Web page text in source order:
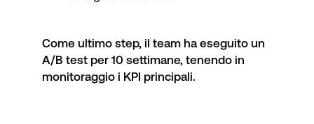
Come ultimo step, il team ha eseguito un
A/B test per 10 settimane, tenendo in
monitoraggio i KPI principali.